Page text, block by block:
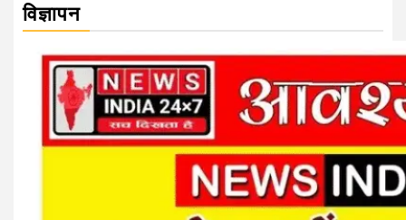
विज्ञापन